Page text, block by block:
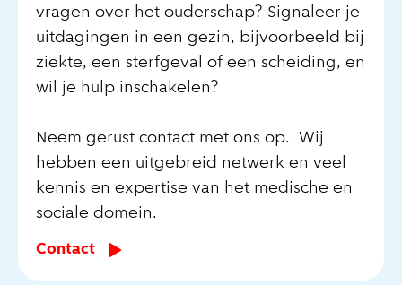
vragen over het ouderschap? Signaleer je
uitdagingen in een gezin, bijvoorbeeld bij
ziekte, een sterfgeval of een scheiding, en
wil je hulp inschakelen?
Neem gerust contact met ons op. Wij
hebben een uitgebreid netwerk en veel
kennis en expertise van het medische en
sociale domein.
Contact